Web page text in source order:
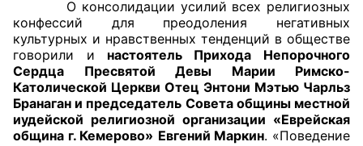
О консолидации усилий всех религиозных
конфессий для преодоления негативных
культурных и нравственных тенденций в обществе
говорили и настоятель Прихода Непорочного
Сердца Пресвятой Девы Марии Римско-
Католической Церкви Отец Энтони Мэтью Чарльз
Бранаган и председатель Совета общины местной
иудейской религиозной организации «Еврейская
община г. Кемерово» Евгений Маркин. «Поведение